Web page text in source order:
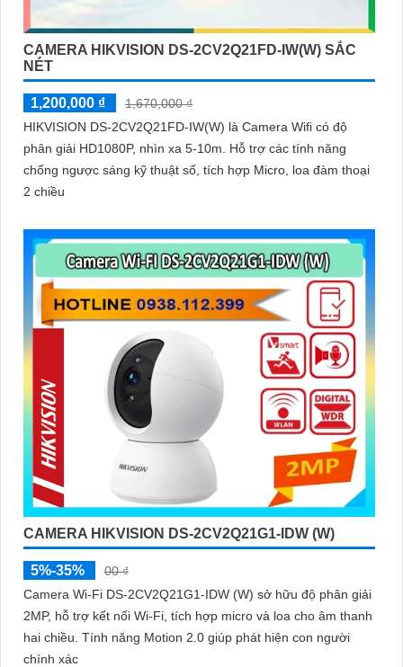
CAMERA HIKVISION DS-2CV2Q21FD-IW(W) SẮC
NÉT
1,200,000 ₫
1,670,000 ₫
HIKVISION DS-2CV2Q21FD-IW(W) là Camera Wifi có độ
phân giải HD1080P, nhìn xa 5-10m. Hỗ trợ các tính năng
chống ngược sáng kỹ thuật số, tích hợp Micro, loa đàm thoại
2 chiều
CAMERA HIKVISION DS-2CV2Q21G1-IDW (W)
5%-35%
00 ₫
Camera Wi-Fi DS-2CV2Q21G1-IDW (W) sở hữu độ phân giải
2MP, hỗ trợ kết nối Wi-Fi, tích hợp micro và loa cho âm thanh
hai chiều. Tính năng Motion 2.0 giúp phát hiện con người
chính xác